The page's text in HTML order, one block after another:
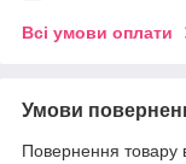
Всі умови оплати
Умови
Повернення товару